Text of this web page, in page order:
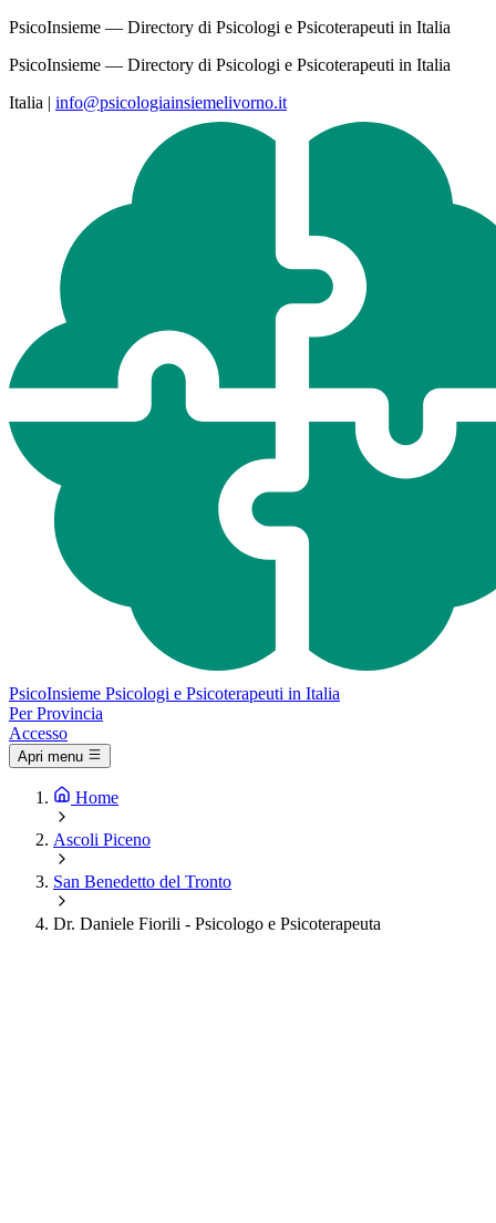
PsicoInsieme — Directory di Psicologi e Psicoterapeuti in Italia
PsicoInsieme — Directory di Psicologi e Psicoterapeuti in Italia
Italia | info@psicologiainsiemelivorno.it
PsicoInsieme Psicologi e Psicoterapeuti in Italia
Per Provincia
Accesso
Apri menu
Home
Ascoli Piceno
San Benedetto del Tronto
Dr. Daniele Fiorili - Psicologo e Psicoterapeuta